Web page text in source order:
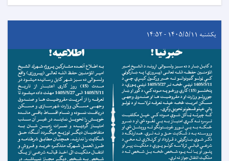
یکشنبه ۱۴۰۵/۵/۱۱ - ۱۴:۵۲